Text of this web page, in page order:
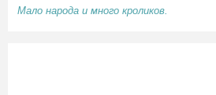
Мало народа и много кроликов.